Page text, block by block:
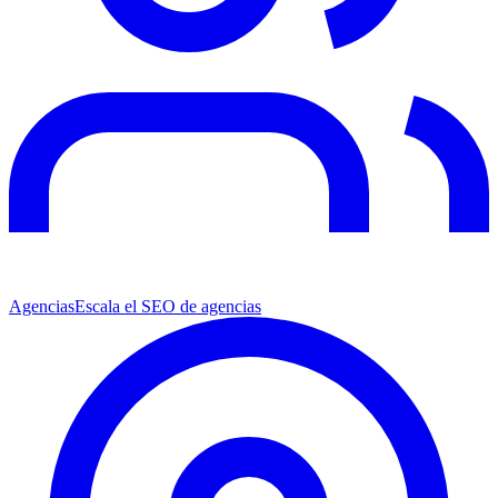
AgenciasEscala el SEO de agencias